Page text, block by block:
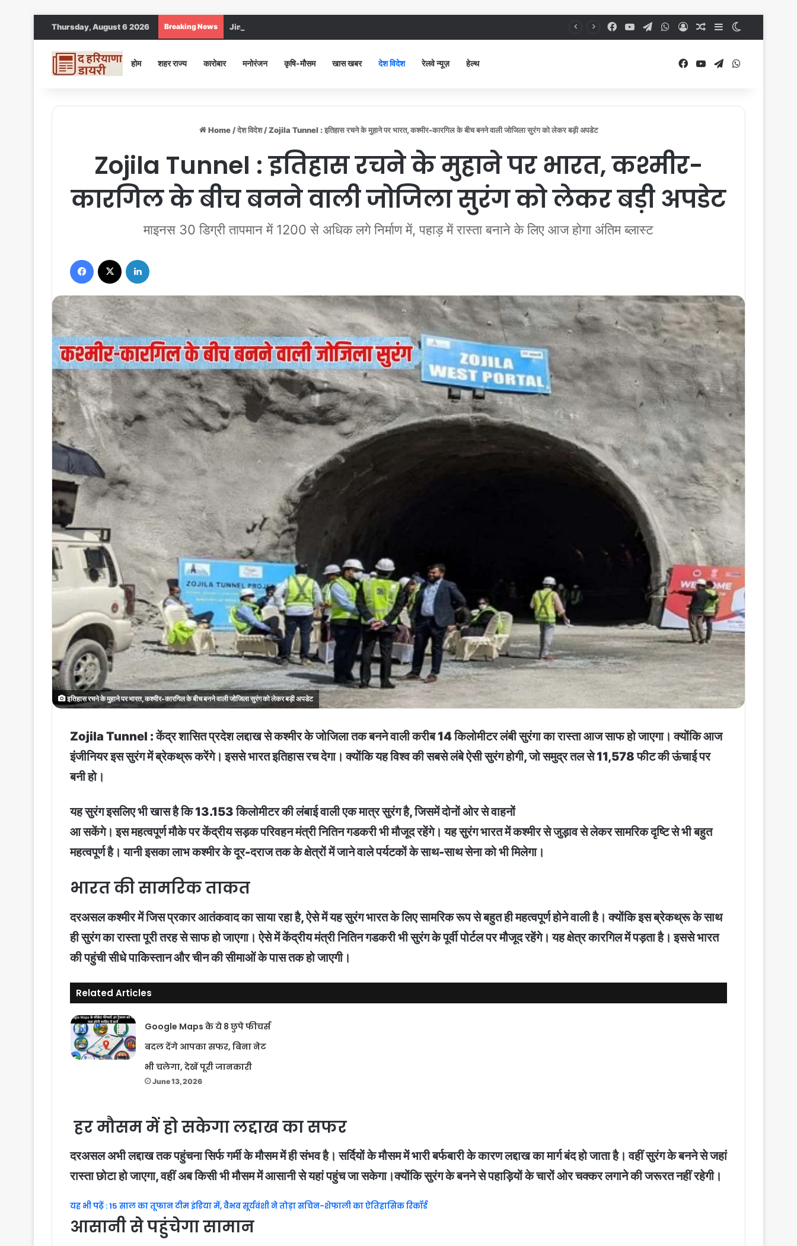
Thursday, August 6 2026 Breaking News Jind DC : जींद सिविल अस्पताल में गंदगी देख भड़कीं DC, बोलीं, आप खुद बाथरूम में खड़े होकर दिखाओ Facebook
YouTubeTelegramWhatsApp
Log InRandom Article
Sidebar
होम शहर राज्य कारोबार मनोरंजन कृषि-मौसम खास खबर देश विदेश रेलवे न्यूज़ हेल्थ Facebook
YouTubeTelegram
Home /देश विदेश /Zojila Tunnel : इतिहास रचने के मुहाने पर भारत, कश्मीर-कारगिल के बीच बनने वाली जोजिला सुरंग को लेकर बड़ी अपडेट
Zojila Tunnel : इतिहास रचने के मुहाने पर भारत, कश्मीर-
कारगिल के बीच बनने वाली जोजिला सुरंग को लेकर बड़ी अपडेट
माइनस 30 डिग्री तापमान में 1200 से अधिक लगे निर्माण में, पहाड़ में रास्ता बनाने के लिए आज होगा अंतिम ब्लास्ट
Facebook
इतिहास रचने के मुहाने पर भारत, कश्मीर-कारगिल के बीच बनने वाली जोजिला सुरंग को लेकर बड़ी अपडेट
Zojila Tunnel : केंद्र शासित प्रदेश लद्दाख से कश्मीर के जोजिला तक बनने वाली करीब 14 किलोमीटर लंबी सुरंगा का रास्ता आज साफ हो जाएगा। क्योंकि आज
इंजीनियर इस सुरंग में ब्रेकथ्रू करेंगे। इससे भारत इतिहास रच देगा। क्योंकि यह विश्व की सबसे लंबे ऐसी सुरंग होगी, जो समुद्र तल से 11,578 फीट की ऊंचाई पर
बनी हो।
यह सुरंग इसलिए भी खास है कि 13.153 किलोमीटर की लंबाई वाली एक मात्र सुरंग है, जिसमें दोनों ओर से वाहनों
आ सकेंगे। इस महत्वपूर्ण मौके पर केंद्रीय सड़क परिवहन मंत्री नितिन गडकरी भी मौजूद रहेंगे। यह सुरंग भारत में कश्मीर से जुड़ाव से लेकर सामरिक दृष्टि से भी बहुत
महत्वपूर्ण है। यानी इसका लाभ कश्मीर के दूर-दराज तक के क्षेत्रों में जाने वाले पर्यटकों के साथ-साथ सेना को भी मिलेगा।
भारत की सामरिक ताकत
दरअसल कश्मीर में जिस प्रकार आतंकवाद का साया रहा है, ऐसे में यह सुरंग भारत के लिए सामरिक रूप से बहुत ही महत्वपूर्ण होने वाली है। क्योंकि इस ब्रेकथ्रू के साथ
ही सुरंग का रास्ता पूरी तरह से साफ हो जाएगा। ऐसे में केंद्रीय मंत्री नितिन गडकरी भी सुरंग के पूर्वी पोर्टल पर मौजूद रहेंगे। यह क्षेत्र कारगिल में पड़ता है। इससे भारत
की पहुंची सीधे पाकिस्तान और चीन की सीमाओं के पास तक हो जाएगी।
Related Articles
Google Maps के ये 8 छुपे फीचर्स
बदल देंगे आपका सफर, बिना नेट
भी चलेगा, देखें पूरी जानकारी
June 13, 2026
हर मौसम में हो सकेगा लद्दाख का सफर
दरअसल अभी लद्दाख तक पहुंचना सिर्फ गर्मी के मौसम में ही संभव है। सर्दियों के मौसम में भारी बर्फबारी के कारण लद्दाख का मार्ग बंद हो जाता है। वहीं सुरंग के बनने से जहां
रास्ता छोटा हो जाएगा, वहीं अब किसी भी मौसम में आसानी से यहां पहुंच जा सकेगा।क्योंकि सुरंग के बनने से पहाड़ियों के चारों ओर चक्कर लगाने की जरूरत नहीं रहेगी।
यह भी पढ़ें : 15 साल का तूफान टीम इंडिया में, वैभव सूर्यवंशी ने तोड़ा सचिन-शेफाली का ऐतिहासिक रिकॉर्ड
आसानी से पहुंचेगा सामान